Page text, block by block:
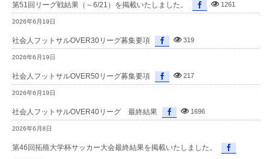
第51回リーグ戦結果（～6/21）を掲載いたしました。 1261
2026年6月19日
社会人フットサルOVER30リーグ募集要項 319
2026年6月19日
社会人フットサルOVER50リーグ募集要項 217
2026年6月19日
社会人フットサルOVER40リーグ 最終結果 1696
2026年6月8日
第46回拓殖大学杯サッカー大会最終結果を掲載いたしました。